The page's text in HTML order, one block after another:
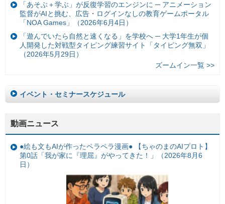
「あそぶ＋学ぶ」が反復学習のエンジンに ─ アニメーション
監督がAIと挑む、広告・ログインなしの教育ゲームポータル
「NOA Games」（2026年6月4日）
「遊んでいたら自然と速くなる」を学校へ ─ 大学1年生が個
人開発した対戦型タイピング練習サイト「タイピング無双」
（2026年5月29日）
ズームイン一覧 >>
イベント・セミナースケジュール
動画ニュース
●絵も文もAIが作ったペラペラ漫画● 【ちゃのまのAIプロト】
第0話「我が家に『理屈』がやってきた！」（2026年8月6
日）